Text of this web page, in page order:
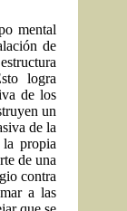
mental
de
logra
de los
un
de la
propia
de una
contra
a las